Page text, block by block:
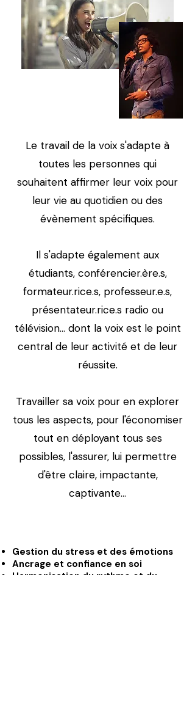
Le travail de la voix s'adapte à
toutes les personnes qui
souhaitent affirmer leur voix pour
leur vie au quotidien ou des
évènement spécifiques.
Il s'adapte également aux
étudiants, conférencier.ère.s,
formateur.rice.s, professeur.e.s,
présentateur.rice.s radio ou
télévision... dont la voix est le point
central de leur activité et de leur
réussite.
Travailler sa voix pour en explorer
tous les aspects, pour l'économiser
tout en déployant tous ses
possibles, l'assurer, lui permettre
d'être claire, impactante,
captivante...
Gestion du stress et des émotions
Ancrage et confiance en soi
Harmonisation du rythme et du